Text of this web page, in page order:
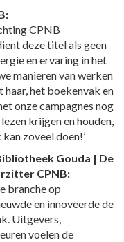
CPNB
deze titel als geen
en ervaring in het
manieren van werken
haar, het boekenvak en
onze campagnes nog
krijgen en houden,
zoveel doen!’
Gouda | De
CPNB:
branche op
en innoveerde de
Uitgevers,
voelen de